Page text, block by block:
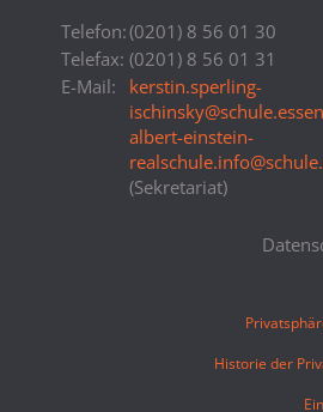
Telefon:(0201) 8 56 01 30
Telefax: (0201) 8 56 01 31
E-Mail:
kerstin.sperling-
ischinsky@
albert-einstein-
realschule.info@
(Sekretariat)
Historie der